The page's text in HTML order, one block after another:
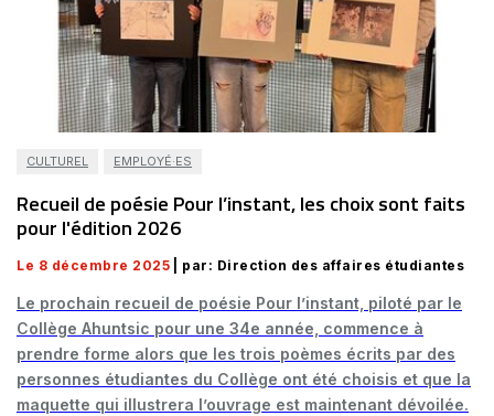
CULTUREL EMPLOYÉ·ES
Recueil de poésie Pour l’instant, les choix sont faits
pour l'édition 2026
Le 8 décembre 2025 | par: Direction des affaires étudiantes
Le prochain recueil de poésie Pour l’instant, piloté par le
Collège Ahuntsic pour une 34e année, commence à
prendre forme alors que les trois poèmes écrits par des
personnes étudiantes du Collège ont été choisis et que la
maquette qui illustrera l’ouvrage est maintenant dévoilée.